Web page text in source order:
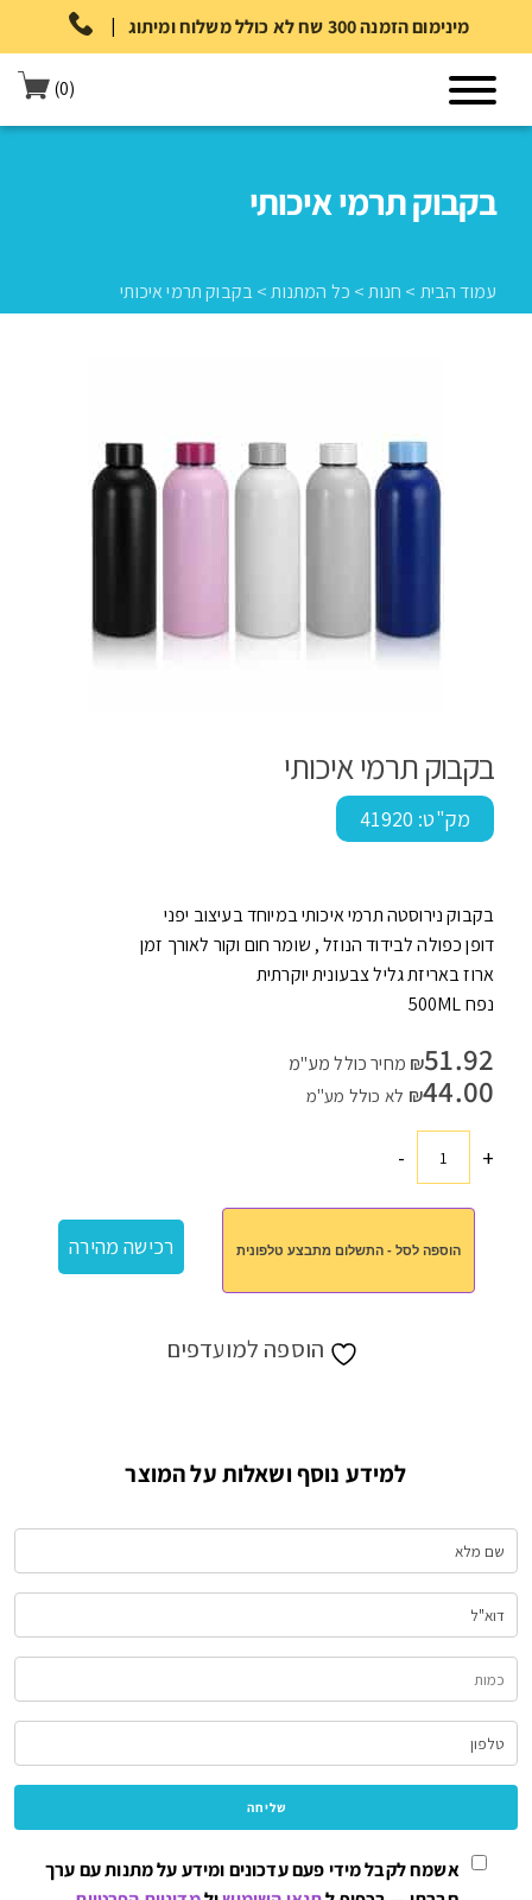
| מינימום הזמנה 300 שח לא כולל משלוח ומיתוג
(0)
בקבוק תרמי איכותי
עמוד הבית > חנות> כל המתנות>בקבוק תרמי איכותי
בקבוק תרמי איכותי
מק"ט: 41920
בקבוק נירוסטה תרמי איכותי במיוחד בעיצוב יפני
דופן כפולה לבידוד הנוזל , שומר חום וקור לאורך זמן
ארוז באריזת גליל צבעונית יוקרתית
נפח 500ML
₪51.92
מחיר כולל מע"מ
₪44.00 לא כולל מע"מ
+כמות
תרמי
איכותי
-
הוספה לסל - התשלום מתבצע טלפונית רכישה מהירה
הוספה למועדפים
למידע נוסף ושאלות על המוצר
אשמח לקבל מידי פעם עדכונים ומידע על מתנות עם ערך